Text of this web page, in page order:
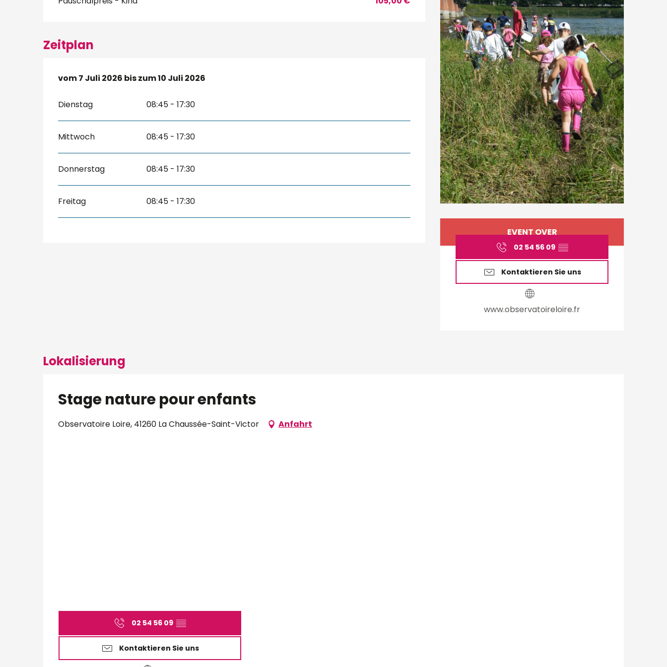
Öffnungszeiten &
EVENT OVER
02 54 56 09 ▒▒
Kontaktieren Sie uns
www.observatoireloire.fr
Zeitplan
vom7 Juli 2026 bis zum10 Juli 2026
vom7 Juli 2026 bis zum10 Juli 2026
Dienstag 08:45 - 17:30
Mittwoch 08:45 - 17:30
Donnerstag 08:45 - 17:30
Freitag 08:45 - 17:30
Lokalisierung
Stage nature pour enfants
Observatoire Loire, 41260 La Chaussée-Saint-Victor Anfahrt
02 54 56 09 ▒▒
Kontaktieren Sie uns